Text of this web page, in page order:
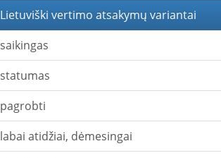
Lietuviški vertimo atsakymų variantai
saikingas
statumas
pagrobti
labai atidžiai, dėmesingai